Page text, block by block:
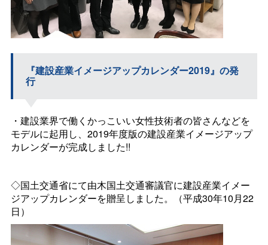
『建設産業イメージアップカレンダー2019』の発
行
・建設業界で働くかっこいい女性技術者の皆さんなどを
モデルに起用し、2019年度版の建設産業イメージアップ
カレンダーが完成しました!!
◇国土交通省にて由木国土交通審議官に建設産業イメー
ジアップカレンダーを贈呈しました。（平成30年10月22
日）